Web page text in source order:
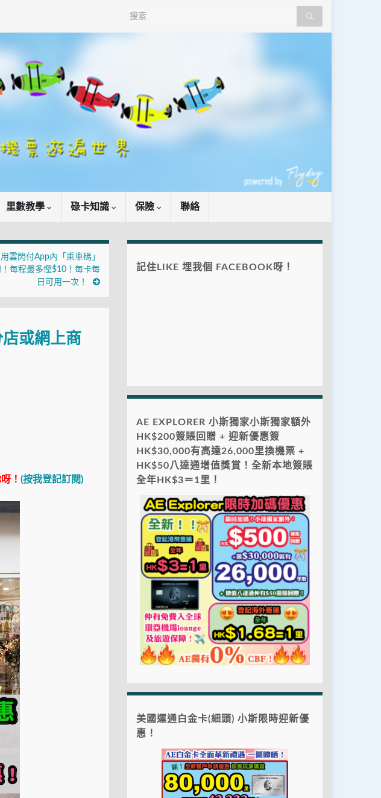
Search for:
里數教學 碌卡知識 保險 聯絡
雲閃付App內「乘車碼」
每程最多慳$10！每卡每
日可用一次！
或網上商
！ (按我登記訂閱)
記住LIKE 埋我個 FACEBOOK呀！
AE EXPLORER 小斯獨家小斯獨家額外
HK$200簽賬回贈 + 迎新優惠簽
HK$30,000有高達26,000里換機票 +
HK$50八達通增值獎賞！全新本地簽賬
全年HK$3＝1里！
美國運通白金卡(細頭) 小斯限時迎新優
惠！